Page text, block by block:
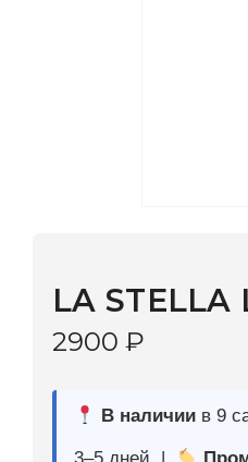
3–5 дней | Промокод